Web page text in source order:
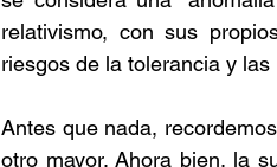
relativismo, con sus
riesgos de la tolerancia y
Antes que nada,
otro mayor. Ahora bien, la